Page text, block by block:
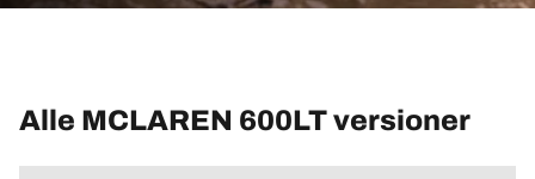
Alle MCLAREN 600LT versioner